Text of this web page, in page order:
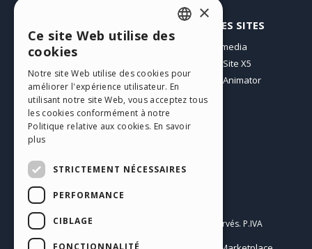
Mes Messages
Télécharger
Espace Web
Mes Crédits
AUTRES SITES
Incomedia
WebSite X5
WebAnimator
Français
Copyright © 2026
Tous droits réservés. P.IVA
IT07514640015
ENGLISH
GERMAN
SPANISH
×
Ce site Web utilise des
cookies
Notre site Web utilise des cookies pour
améliorer l'expérience utilisateur. En
utilisant notre site Web, vous acceptez tous
les cookies conformément à notre
Politique relative aux cookies. En savoir
plus
STRICTEMENT NÉCESSAIRES
PERFORMANCE
CIBLAGE
FONCTIONNALITÉ